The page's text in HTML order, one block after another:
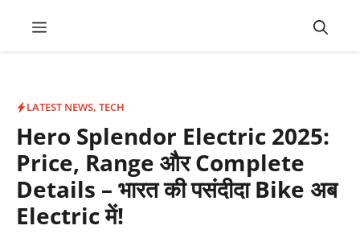
Menu
LATEST NEWS, TECH
Hero Splendor Electric 2025:
Price, Range और Complete
Details – भारत की पसंदीदा Bike अब
Electric में!